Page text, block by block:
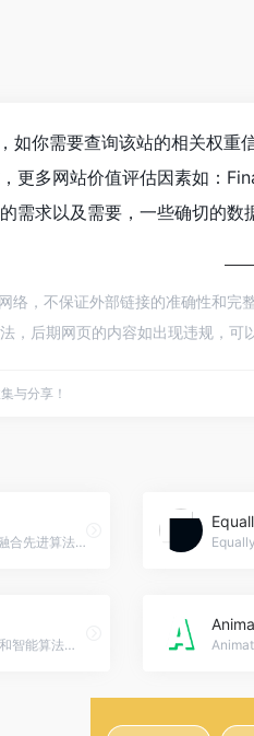
如你需要查询该站的相关权重
更多网站价值评估因素如：
需求以及需要，一些确切的
络，不保证外部链接的准确性和
，后期网页的内容如出现违规，可
与分享！
咻图AI官网入口网址，AI人脸识别融合先进算法的修图软件
这款智能家居设备通过先进的技术和智能算法，为用户提供便捷、舒适的生活体验，实现智能控制、安全保护、节能环保等多种功能，适用于家庭和办公场景。，GPT-2 Output Detector官网入口网址